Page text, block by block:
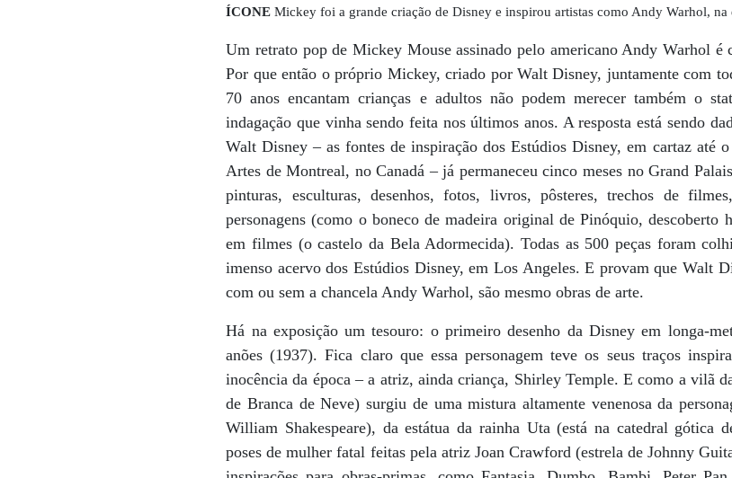
ÍCONE Mickey foi a grande criação de Disney e inspirou artistas como Andy Warhol, na
Um retrato pop de Mickey Mouse assinado pelo americano Andy Warhol é
Por que então o próprio Mickey, criado por Walt Disney, juntamente com
70 anos encantam crianças e adultos não podem merecer também o
indagação que vinha sendo feita nos últimos anos. A resposta está sendo
Walt Disney – as fontes de inspiração dos Estúdios Disney, em cartaz até
Artes de Montreal, no Canadá – já permaneceu cinco meses no Grand
pinturas, esculturas, desenhos, fotos, livros, pôsteres, trechos de
personagens (como o boneco de madeira original de Pinóquio, descoberto
em filmes (o castelo da Bela Adormecida). Todas as 500 peças foram
imenso acervo dos Estúdios Disney, em Los Angeles. E provam que Walt
com ou sem a chancela Andy Warhol, são mesmo obras de arte.
Há na exposição um tesouro: o primeiro desenho da Disney em longa-
anões (1937). Fica claro que essa personagem teve os seus traços
inocência da época – a atriz, ainda criança, Shirley Temple. E como a vilã
de Branca de Neve) surgiu de uma mistura altamente venenosa da
William Shakespeare), da estátua da rainha Uta (está na catedral gótica
poses de mulher fatal feitas pela atriz Joan Crawford (estrela de Johnny